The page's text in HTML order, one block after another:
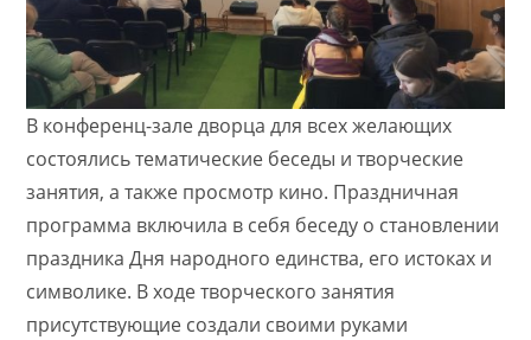
В конференц-зале дворца для всех желающих
состоялись тематические беседы и творческие
занятия, а также просмотр кино. Праздничная
программа включила в себя беседу о становлении
праздника Дня народного единства, его истоках и
символике. В ходе творческого занятия
присутствующие создали своими руками